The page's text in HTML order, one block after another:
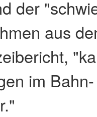
der
aus
im